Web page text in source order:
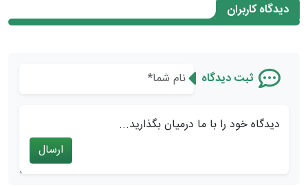
دیدگاه کاربران
ثبت دیدگاه
دیدگاه خود را با ما درمیان بگذارید...
ارسال